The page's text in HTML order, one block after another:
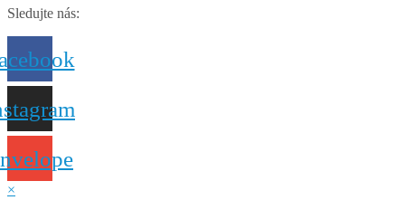
Sledujte nás:
×